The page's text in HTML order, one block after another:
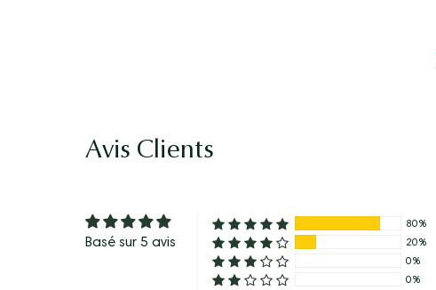
Avis Clients
Basé sur 5 avis
80%
20%
0%
0%